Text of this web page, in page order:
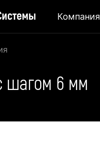
Компания
шагом 6 мм